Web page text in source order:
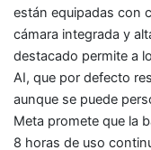
están equipadas con
cámara integrada y
destacado permite a
AI, que por defecto
aunque se puede
Meta promete que la
8 horas de uso